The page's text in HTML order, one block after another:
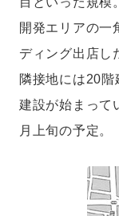
開発エリアの一
ディング出店し
隣接地には20
建設が始まって
月上旬の予定。